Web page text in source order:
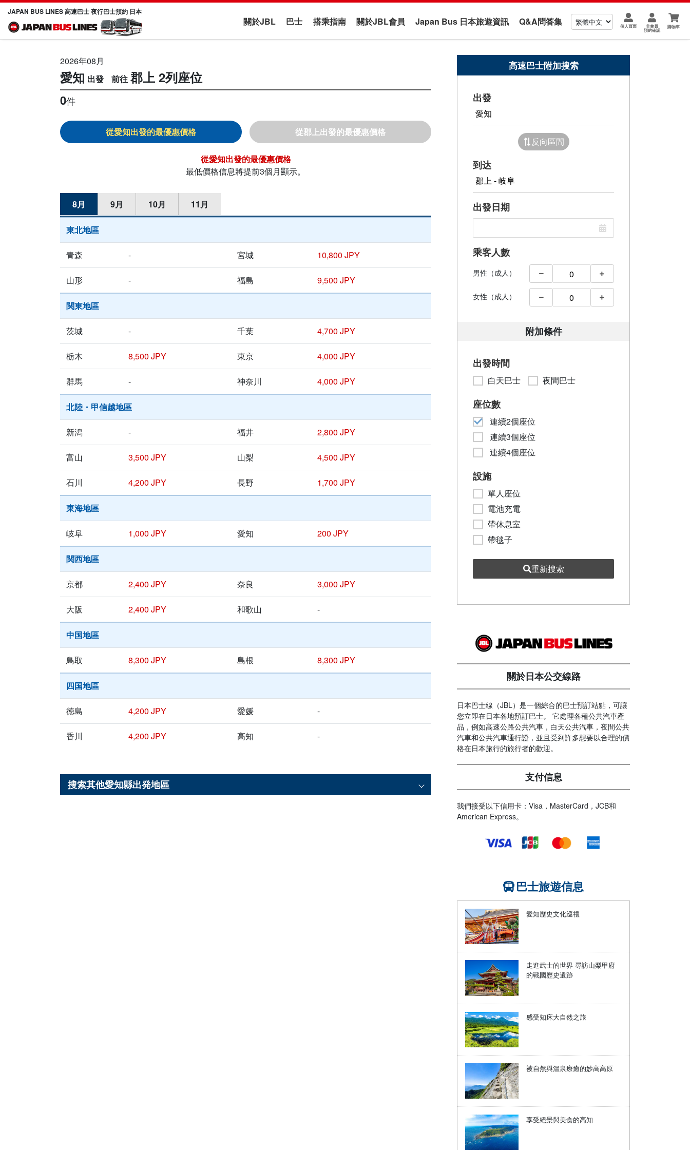
JAPAN BUS LINES 高速巴士 夜行巴士預約 日本
關於JBL 巴士 搭乘指南 關於JBL會員 Japan Bus 日本旅遊資訊 Q&A問答集 個人頁面 非會員
預約確認
購物車
2026年08月
愛知 郡上 2列座位
0件
愛知 郡上
愛知
最低價格信息將提前3個月顯示。
8月 9月 10月 11月
東北地區
青森 - 宮城 10,800 JPY
山形 - 福島 9,500 JPY
関東地區
茨城 - 千葉 4,700 JPY
栃木 8,500 JPY 東京 4,000 JPY
群馬 - 神奈川 4,000 JPY
北陸・甲信越地區
新潟 - 福井 2,800 JPY
富山 3,500 JPY 山梨 4,500 JPY
石川 4,200 JPY 長野 1,700 JPY
東海地區
岐阜 1,000 JPY 愛知 200 JPY
関西地區
京都 2,400 JPY 奈良 3,000 JPY
大阪 2,400 JPY 和歌山 -
中国地區
鳥取 8,300 JPY 島根 8,300 JPY
四国地區
徳島 4,200 JPY 愛媛 -
香川 4,200 JPY 高知 -
搜索其他愛知縣出発地區
高速巴士附加搜索
出發
反向區間
到达
出發日期
乘客人數
男性（成人）
女性（成人）
附加條件
出發時間
白天巴士 夜間巴士
座位數
連續2個座位
連續3個座位
連續4個座位
設施
單人座位
電池充電
帶休息室
帶毯子
重新搜索
關於日本公交線路
日本巴士線（JBL）是一個綜合的巴士預訂站點，可讓
您立即在日本各地預訂巴士。 它處理各種公共汽車產
品，例如高速公路公共汽車，白天公共汽車，夜間公共
汽車和公共汽車通行證，並且受到許多想要以合理的價
格在日本旅行的旅行者的歡迎。
支付信息
我們接受以下信用卡：Visa，MasterCard，JCB和
American Express。
巴士旅遊信息
愛知歷史文化巡禮
走進武士的世界 尋訪山梨甲府
的戰國歷史遺跡
感受知床大自然之旅
被自然與溫泉療癒的妙高高原
享受絕景與美食的高知